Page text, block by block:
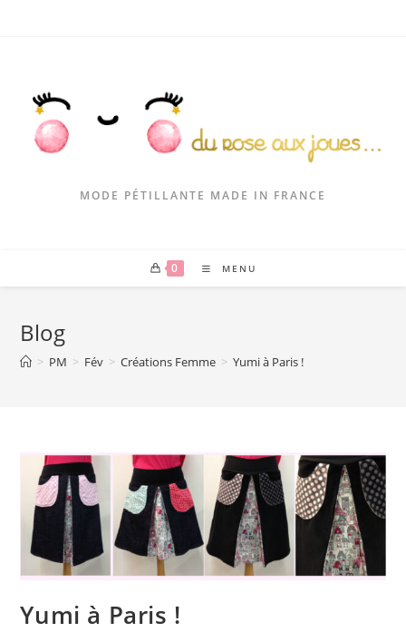
MODE PÉTILLANTE MADE IN FRANCE
0 MENU
Blog
> PM > Fév > Créations Femme > Yumi à Paris !
Yumi à Paris !